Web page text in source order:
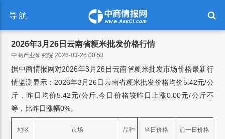
导航
2026年3月26日云南省粳米批发价格行情
中商产业研究院 2026-03-26 00:53
据中商情报网对2026年3月26日云南省粳米批发市场价格最新行
情监测显示：2026年3月26日云南省粳米批发价格均价5.42元/公
斤，昨日均价5.42元/公斤,今日价格较昨日上涨0.00元/公斤不
等，比昨日涨幅0%。
地区 市场 品种 当日价格 前一日价格